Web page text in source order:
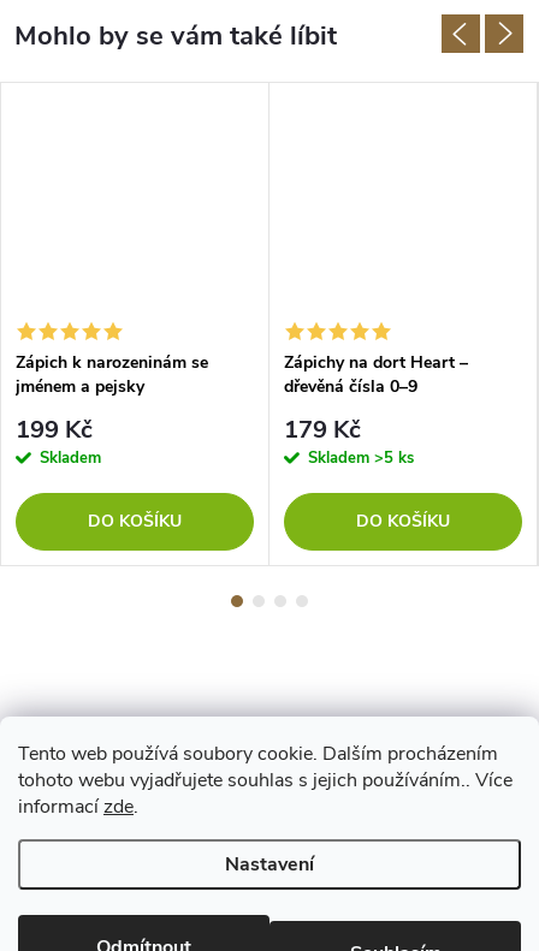
Tento web používá soubory cookie. Dalším procházením
tohoto webu vyjadřujete souhlas s jejich používáním.. Více
informacízde.
Nastavení
Zápich k narozeninám se
jménem a pejsky
199 Kč
Skladem
DO KOŠÍKU
Zápichy na dort Heart –
dřevěná čísla 0–9
179 Kč
Skladem >5 ks
DO KOŠÍKU
Z
á
pCopyright 2026www.vyrejeme.cz. Všechna práva vyhrazena.Upravit
nastavení cookies